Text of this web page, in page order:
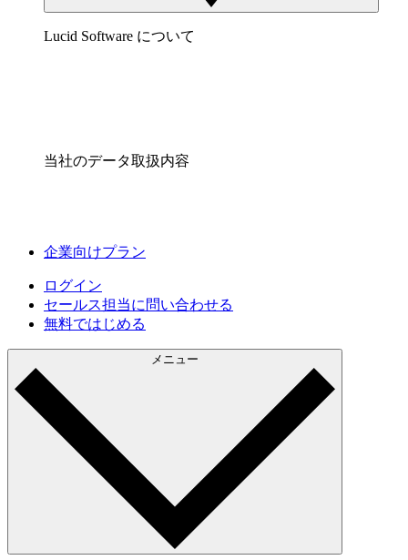
Lucid Software について
当社のデータ取扱内容
企業向けプラン
ログイン
セールス担当に問い合わせる
無料ではじめる
メニュー